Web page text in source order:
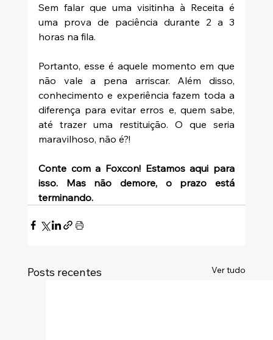
Sem falar que uma visitinha à Receita é
uma prova de paciência durante 2 a 3
horas na fila.
Portanto, esse é aquele momento em que
não vale a pena arriscar. Além disso,
conhecimento e experiência fazem toda a
diferença para evitar erros e, quem sabe,
até trazer uma restituição. O que seria
maravilhoso, não é?!
Conte com a Foxcon! Estamos aqui para
isso. Mas não demore, o prazo está
terminando.
Posts recentes Ver tudo